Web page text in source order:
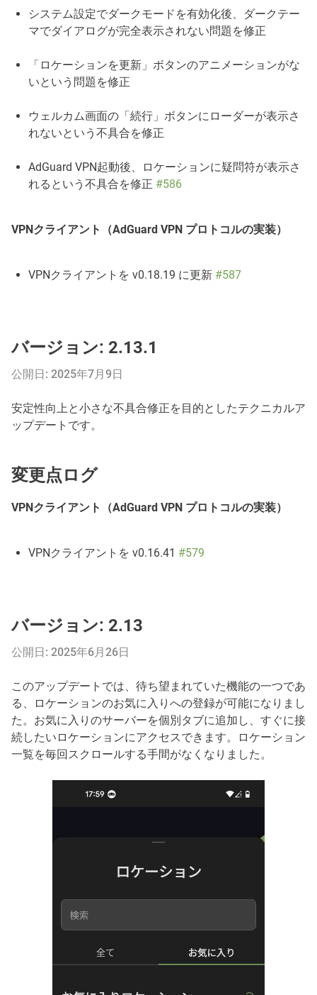
システム設定でダークモードを有効化後、ダークテー
マでダイアログが完全表示されない問題を修正
「ロケーションを更新」ボタンのアニメーションがな
いという問題を修正
ウェルカム画面の「続行」ボタンにローダーが表示さ
れないという不具合を修正
AdGuard VPN起動後、ロケーションに疑問符が表示さ
れるという不具合を修正 #586
VPNクライアント（AdGuard VPN プロトコルの実装）
VPNクライアントを v0.18.19 に更新 #587
バージョン: 2.13.1
公開日: 2025年7月9日
安定性向上と小さな不具合修正を目的としたテクニカルア
ップデートです。
変更点ログ
VPNクライアント（AdGuard VPN プロトコルの実装）
VPNクライアントを v0.16.41 #579
バージョン: 2.13
公開日: 2025年6月26日
このアップデートでは、待ち望まれていた機能の一つであ
る、ロケーションのお気に入りへの登録が可能になりまし
た。お気に入りのサーバーを個別タブに追加し、すぐに接
続したいロケーションにアクセスできます。ロケーション
一覧を毎回スクロールする手間がなくなりました。